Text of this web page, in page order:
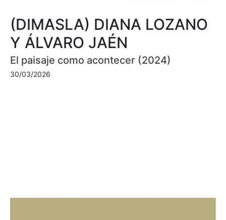
(DIMASLA) DIANA LOZANO
Y ÁLVARO JAÉN
El paisaje como acontecer (2024)
30/03/2026